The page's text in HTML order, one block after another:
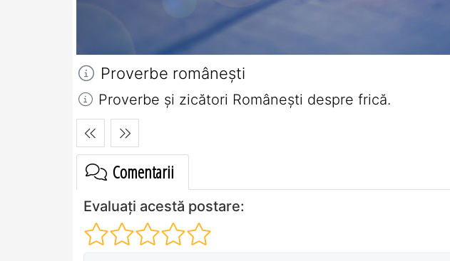
Proverbe româneşti
Proverbe și zicători Româneşti despre frică.
Comentarii
Evaluați acestă postare: